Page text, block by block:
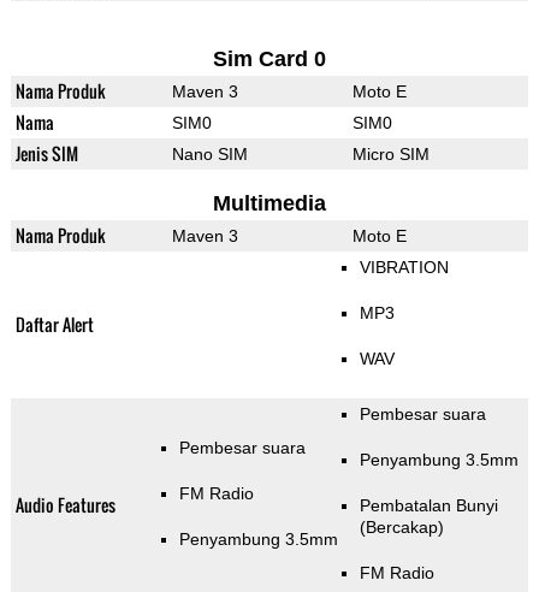
Sim Card 0
Nama Produk Maven 3 Moto E
Nama SIM0 SIM0
Jenis SIM Nano SIM Micro SIM
Multimedia
Nama Produk Maven 3 Moto E
Daftar Alert
VIBRATION
MP3
WAV
Audio Features
Pembesar suara
FM Radio
Penyambung 3.5mm
Pembesar suara
Penyambung 3.5mm
Pembatalan Bunyi
(Bercakap)
FM Radio